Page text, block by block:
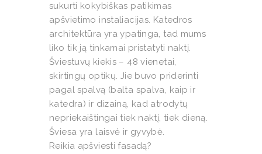
sukurti kokybiškas patikimas
apšvietimo instaliacijas. Katedros
architektūra yra ypatinga, tad mums
liko tik ją tinkamai pristatyti naktį.
Šviestuvų kiekis – 48 vienetai,
skirtingų optikų. Jie buvo priderinti
pagal spalvą (balta spalva, kaip ir
katedra) ir dizainą, kad atrodytų
nepriekaištingai tiek naktį, tiek dieną.
Šviesa yra laisvė ir gyvybė.
Reikia apšviesti fasadą?